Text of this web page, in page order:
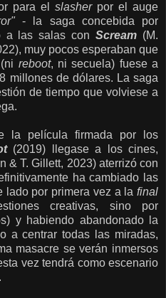
para el slasherpor el auge
- la saga concebida por
a las salas conScream (M.
muy pocos esperaban que
reboot, ni secuela) fuese a
millones de dólares. La saga
de tiempo que volviese a
la película firmada por los
(2019) llegase a los cines,
& T. Gillett, 2023) aterrizó con
ha cambiado las
lado por primera vez a la final
creativas, sino por
y habiendo abandonado la
a centrar todas las miradas,
masacre se verán inmersos
vez tendrá como escenario